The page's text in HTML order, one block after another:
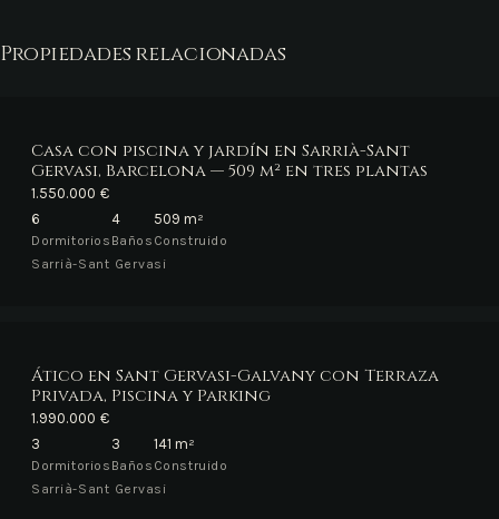
Propiedades relacionadas
Casa con piscina y jardín en Sarrià-Sant
Gervasi, Barcelona — 509 m² en tres plantas
1.550.000 €
Dormitorios
6
Baños
4
Construido
509 m²
Sarrià-Sant Gervasi
Ático en Sant Gervasi-Galvany con Terraza
Privada, Piscina y Parking
1.990.000 €
Dormitorios
3
Baños
3
Construido
141 m²
Sarrià-Sant Gervasi